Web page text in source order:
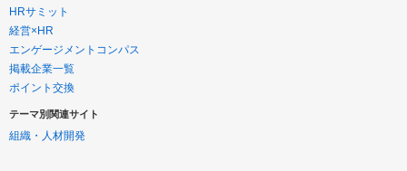
HRサミット
経営×HR
エンゲージメントコンパス
掲載企業一覧
ポイント交換
テーマ別関連サイト
組織・人材開発